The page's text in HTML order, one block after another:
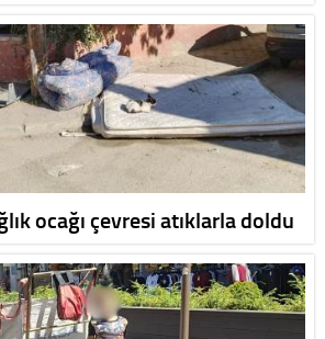
ocağı çevresi atıklarla doldu